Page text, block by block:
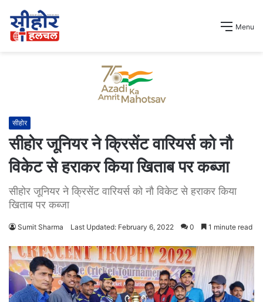
Menu
सीहोर
सीहोर जूनियर ने क्रिसेंट वारियर्स को नौ
विकेट से हराकर किया खिताब पर कब्जा
सीहोर जूनियर ने क्रिसेंट वारियर्स को नौ विकेट से हराकर किया
खिताब पर कब्जा
Sumit Sharma Last Updated: February 6, 2022 0 1 minute read